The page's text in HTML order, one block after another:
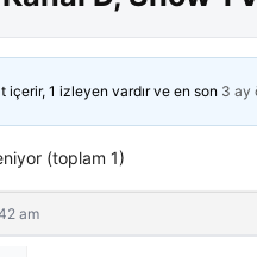
içerir, 1 izleyen vardır ve en son 3 ay
(toplam 1)
am